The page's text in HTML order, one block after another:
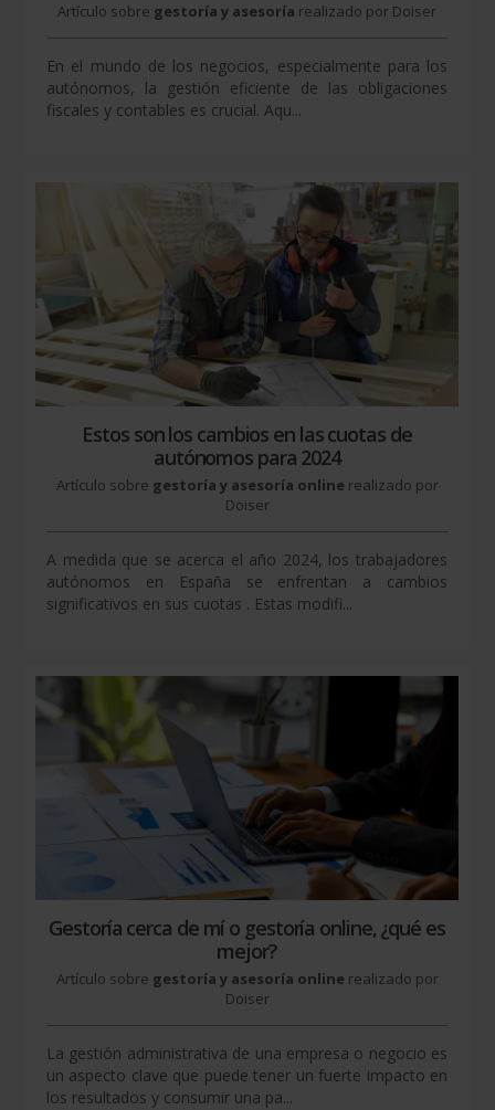
Artículo sobre gestoría y asesoría realizado por Doiser
En el mundo de los negocios, especialmente para los
autónomos, la gestión eficiente de las obligaciones
fiscales y contables es crucial. Aqu...
Estos son los cambios en las cuotas de
autónomos para 2024
Artículo sobre gestoría y asesoría online realizado por
Doiser
A medida que se acerca el año 2024, los trabajadores
autónomos en España se enfrentan a cambios
significativos en sus cuotas . Estas modifi...
Gestoría cerca de mí o gestoría online, ¿qué es
mejor?
Artículo sobre gestoría y asesoría online realizado por
Doiser
La gestión administrativa de una empresa o negocio es
un aspecto clave que puede tener un fuerte impacto en
los resultados y consumir una pa...